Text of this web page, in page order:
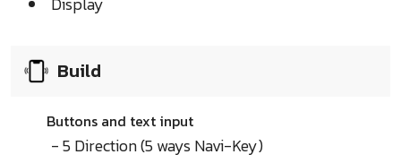
Build
Buttons and text input
- 5 Direction (5 ways Navi-Key)